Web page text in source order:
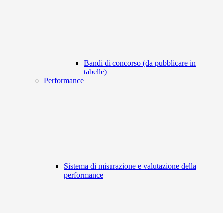
Bandi di concorso (da pubblicare in
tabelle)
Performance
Sistema di misurazione e valutazione della
performance